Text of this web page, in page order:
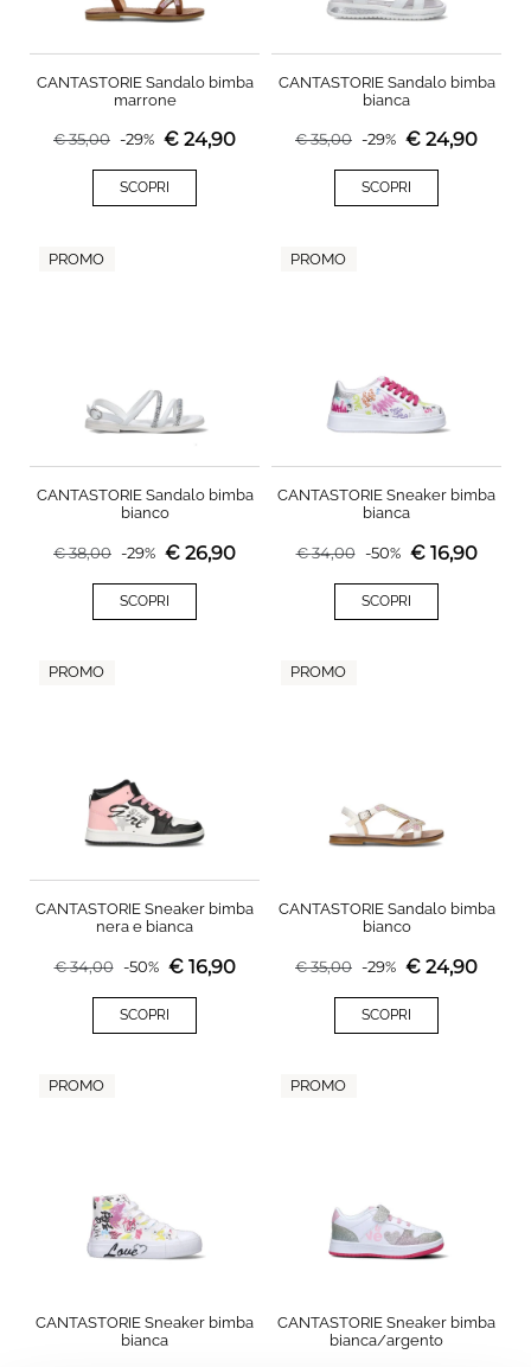
CANTASTORIE Sandalo bimba
marrone
€35,00 -29% € 24,90
SCOPRI
CANTASTORIE Sandalo bimba
bianca
€35,00 -29% € 24,90
SCOPRI
PROMO
CANTASTORIE Sandalo bimba
bianco
€38,00 -29% € 26,90
SCOPRI
PROMO
CANTASTORIE Sneaker bimba
bianca
€34,00 -50% € 16,90
SCOPRI
PROMO
CANTASTORIE Sneaker bimba
nera e bianca
€34,00 -50% € 16,90
SCOPRI
PROMO
CANTASTORIE Sandalo bimba
bianco
€35,00 -29% € 24,90
SCOPRI
PROMO
CANTASTORIE Sneaker bimba
bianca
PROMO
CANTASTORIE Sneaker bimba
bianca/argento